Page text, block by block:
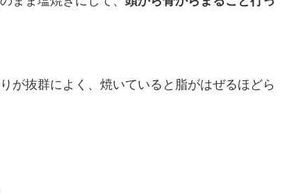
が抜群によく、焼いていると脂がはぜるほどら